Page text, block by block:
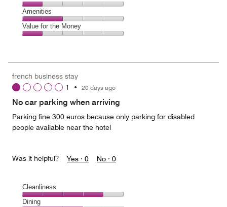
5
of
5
4
out
of
5
Service,
1
out
Amenities
Amenities,
2
5
Value for the Money
1
out
french business stay
1
• 20 days ago
No car parking when arriving
Parking fine 300 euros because only parking for disabled
people available near the hotel
Was it helpful? Yes · 0 No · 0
Cleanliness
Cleanliness,
Dining